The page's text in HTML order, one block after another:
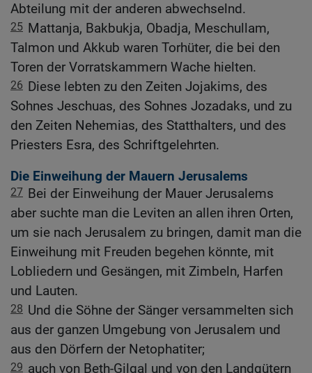
Abteilung mit der anderen abwechselnd.
25 Mattanja, Bakbukja, Obadja, Meschullam,
Talmon und Akkub waren Torhüter, die bei den
Toren der Vorratskammern Wache hielten.
26 Diese lebten zu den Zeiten Jojakims, des
Sohnes Jeschuas, des Sohnes Jozadaks, und zu
den Zeiten Nehemias, des Statthalters, und des
Priesters Esra, des Schriftgelehrten.
Die Einweihung der Mauern Jerusalems
27 Bei der Einweihung der Mauer Jerusalems
aber suchte man die Leviten an allen ihren Orten,
um sie nach Jerusalem zu bringen, damit man die
Einweihung mit Freuden begehen könnte, mit
Lobliedern und Gesängen, mit Zimbeln, Harfen
und Lauten.
28 Und die Söhne der Sänger versammelten sich
aus der ganzen Umgebung von Jerusalem und
aus den Dörfern der Netophatiter;
29 auch von Beth-Gilgal und von den Landgütern